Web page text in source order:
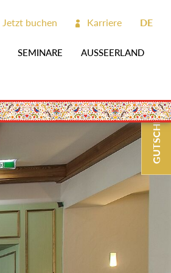
SEMINARE AUSSEERLAND
Jetzt buchen Karriere DE
GUTSCHEINE